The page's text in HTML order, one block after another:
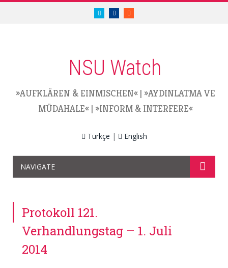
twitter.com/nsuwatch
facebook.com/nsuwatch
RSS
NSU Watch
»AUFKLÄREN & EINMISCHEN« | »AYDINLATMA VE
MÜDAHALE« | »INFORM & INTERFERE«
Türkçe | English
NAVIGATE
Protokoll 121.
Verhandlungstag – 1. Juli
2014